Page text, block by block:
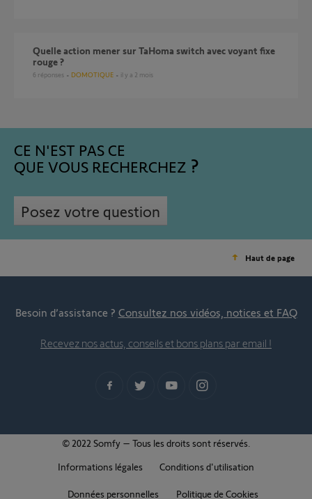
Quelle action mener sur TaHoma switch avec voyant fixe
rouge ?
6 réponses DOMOTIQUE il y a 2 mois
CE N'EST PAS CE
QUE VOUS RECHERCHEZ
Posez votre question
Haut de page
Besoin d’assistance ? Consultez nos vidéos, notices et FAQ
Recevez nos actus, conseils et bons plans par email !
© 2022 Somfy – Tous les droits sont réservés.
Informations légales
Conditions d'utilisation
Données personnelles Politique de Cookies